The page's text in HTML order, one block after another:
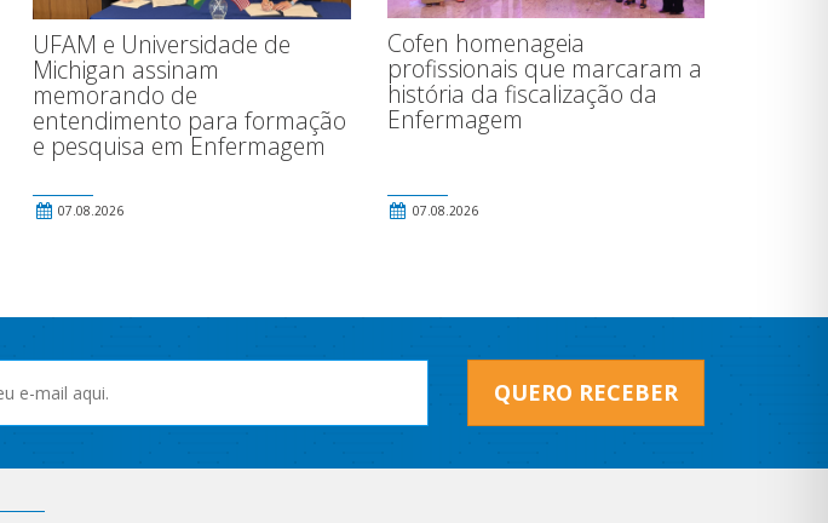
UFAM e Universidade de
Michigan assinam
memorando de
entendimento para formação
e pesquisa em Enfermagem
07.08.2026
Cofen homenageia
profissionais que marcaram a
história da fiscalização da
Enfermagem
07.08.2026
QUERO RECEBER